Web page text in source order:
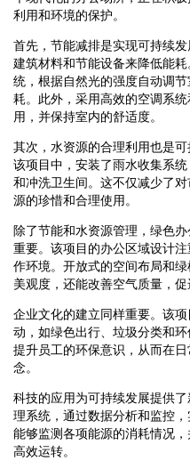
利用和环境的保护。
首先，节能减排是实现可持续
建筑材料和节能设备来降低能
统，根据自然光的强度自动调
耗。此外，采用高效的空调系
用，并保持室内的舒适度。
其次，水资源的合理利用也是
该项目中，安装了雨水收集系
和冲洗卫生间。这不仅减少了
源的珍惜和合理使用。
除了节能和水资源管理，绿色
重要。该项目的办公区域设计
作环境。开放式的空间布局和
美观度，还能改善空气质量，促
企业文化的建立同样重要。该
动，如绿色出行、垃圾分类和
提升员工的环保意识，从而在
念。
科技的应用为可持续发展提供
理系统，通过数据分析和监控
能够监测各项能源的消耗情况
高效运转。